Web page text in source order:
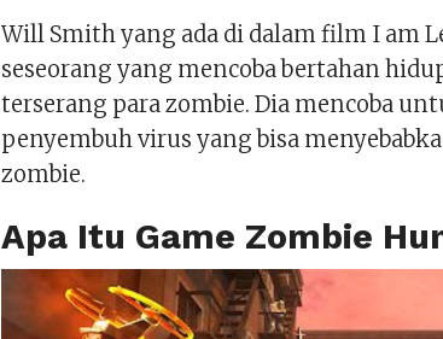
Will Smith yang ada di dalam film I am
seseorang yang mencoba bertahan
terserang para zombie. Dia mencoba
penyembuh virus yang bisa
zombie.
Apa Itu Game Zombie